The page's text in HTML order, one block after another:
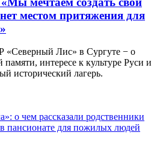
местом притяжения для
Лис» в Сургуте − о
памяти, интересе к культуре Руси и
исторический лагерь.